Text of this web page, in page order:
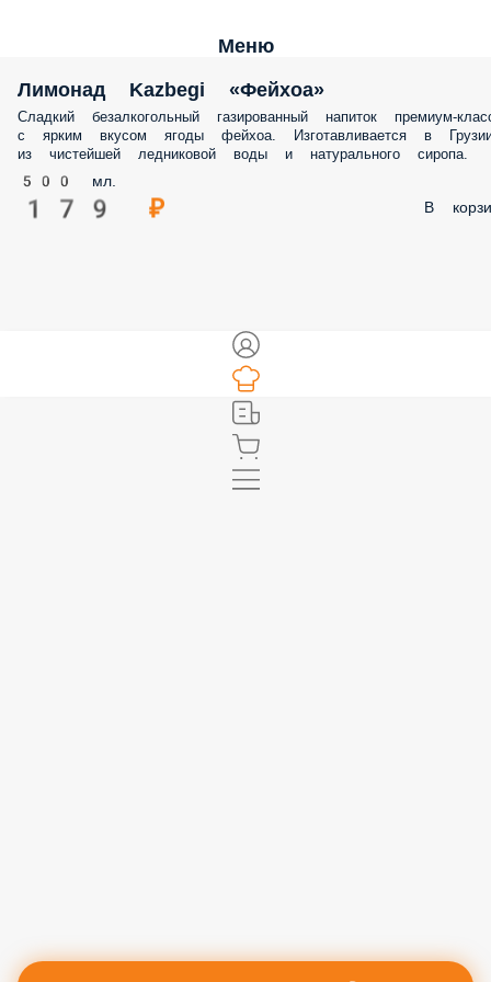
Меню
Лимонад Kazbegi «Фейхоа»
Сладкий безалкогольный газированный напиток премиум-
с ярким вкусом ягоды фейхоа. Изготавливается в
из чистейшей ледниковой воды и натурального сиропа.
500 мл.
179 ₽ В